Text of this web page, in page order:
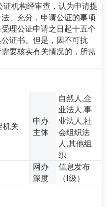
证机构经审查，认为申请提
、充分，申请公证的事项
理公证申请之日起十五个
证书。但是，因不可抗
要核实有关情况的，所需
机关
申办
主体
自然人,企
业法人,事
业法人,社
会组织法
人,其他组
织
网办
深度
信息发布
（Ⅰ级）